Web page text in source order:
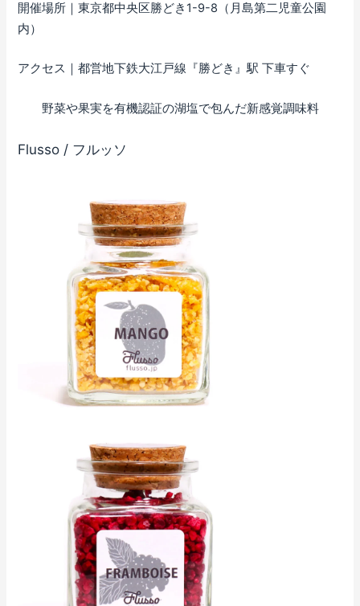
開催場所｜東京都中央区勝どき1-9-8（月島第二児童公園
内）
アクセス｜都営地下鉄大江戸線『勝どき』駅 下車すぐ
野菜や果実を有機認証の湖塩で包んだ新感覚調味料
Flusso / フルッソ